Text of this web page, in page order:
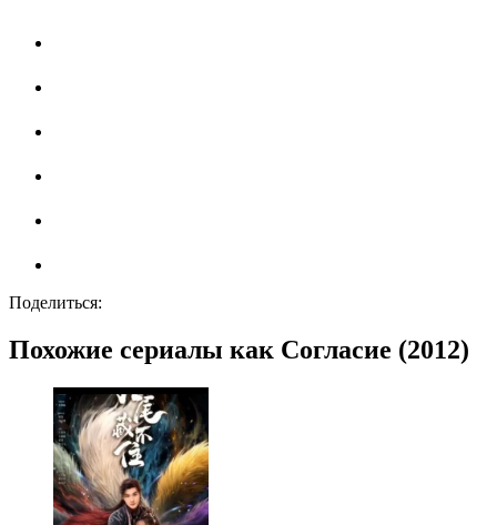
Поделиться:
Похожие сериалы как Согласие (2012)